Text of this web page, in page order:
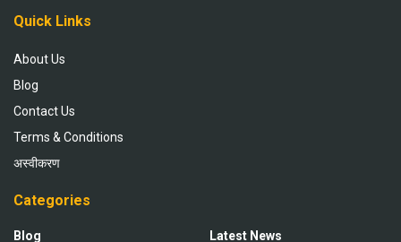
Quick Links
About Us
Blog
Contact Us
Terms & Conditions
अस्वीकरण
Categories
Blog
Latest News